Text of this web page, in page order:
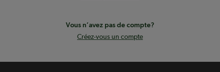
Vous n’avez pas de compte?
Créez-vous un compte